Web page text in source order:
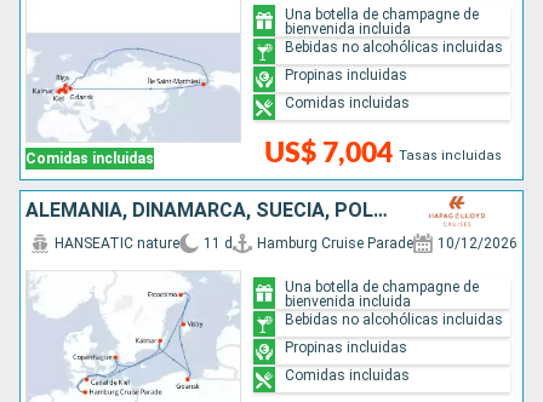
Comidas incluidas US$ 7,004 Tasas incluidas
Una botella de champagne de
bienvenida incluida
Bebidas no alcohólicas incluidas
Propinas incluidas
Comidas incluidas
ALEMANIA, DINAMARCA, SUECIA, POLONIA
HANSEATIC nature 11 d Hamburg Cruise Parade 10/12/2026
Una botella de champagne de
bienvenida incluida
Bebidas no alcohólicas incluidas
Propinas incluidas
Comidas incluidas